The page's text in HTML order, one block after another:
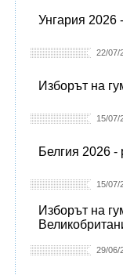
Унгария 2026
22/07/
Изборът на
15/07/
Белгия 2026 -
15/07/
Изборът на
29/06/